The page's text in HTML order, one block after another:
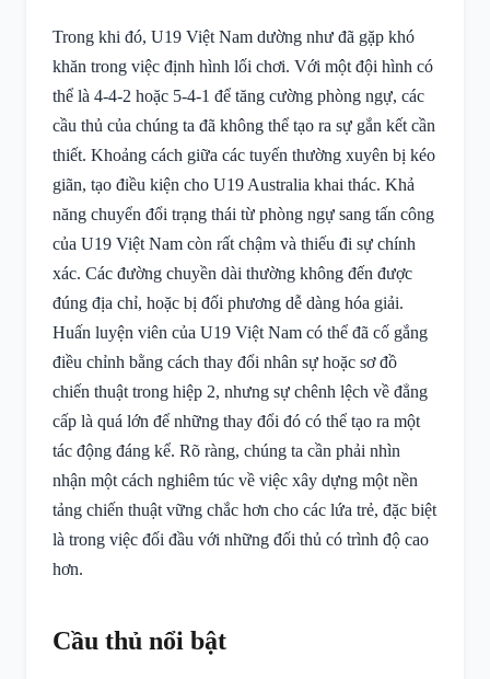
Trong khi đó, U19 Việt Nam dường như đã gặp khó
khăn trong việc định hình lối chơi. Với một đội hình có
thể là 4-4-2 hoặc 5-4-1 để tăng cường phòng ngự, các
cầu thủ của chúng ta đã không thể tạo ra sự gắn kết cần
thiết. Khoảng cách giữa các tuyến thường xuyên bị kéo
giãn, tạo điều kiện cho U19 Australia khai thác. Khả
năng chuyển đổi trạng thái từ phòng ngự sang tấn công
của U19 Việt Nam còn rất chậm và thiếu đi sự chính
xác. Các đường chuyền dài thường không đến được
đúng địa chỉ, hoặc bị đối phương dễ dàng hóa giải.
Huấn luyện viên của U19 Việt Nam có thể đã cố gắng
điều chỉnh bằng cách thay đổi nhân sự hoặc sơ đồ
chiến thuật trong hiệp 2, nhưng sự chênh lệch về đẳng
cấp là quá lớn để những thay đổi đó có thể tạo ra một
tác động đáng kể. Rõ ràng, chúng ta cần phải nhìn
nhận một cách nghiêm túc về việc xây dựng một nền
tảng chiến thuật vững chắc hơn cho các lứa trẻ, đặc biệt
là trong việc đối đầu với những đối thủ có trình độ cao
hơn.
Cầu thủ nổi bật